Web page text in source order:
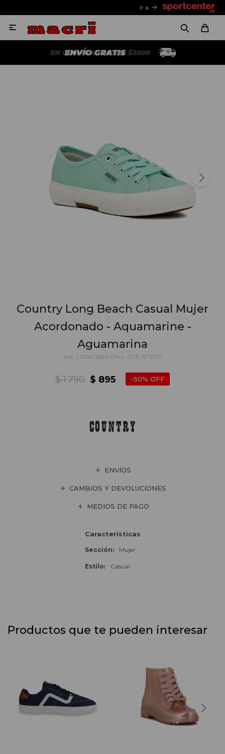
Ir a

Country Long Beach Casual Mujer
Acordonado - Aquamarine -
Aguamarina
LONG BEACH-L-203-127099
$ 895
$ 1.790 50
ENVÍOS
CAMBIOS Y DEVOLUCIONES
MEDIOS DE PAGO
Características
Sección Mujer
Estilo Casual
Productos que te pueden interesar